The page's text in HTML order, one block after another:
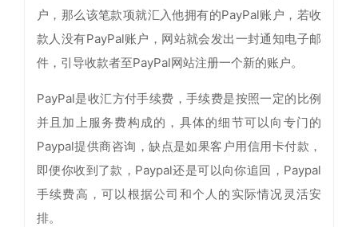
户，那么该笔款项就汇入他拥有的PayPal账户，若收
款人没有PayPal账户，网站就会发出一封通知电子邮
件，引导收款者至PayPal网站注册一个新的账户。
PayPal是收汇方付手续费，手续费是按照一定的比例
并且加上服务费构成的，具体的细节可以向专门的
Paypal提供商咨询，缺点是如果客户用信用卡付款，
即便你收到了款，Paypal还是可以向你追回，Paypal
手续费高，可以根据公司和个人的实际情况灵活安
排。